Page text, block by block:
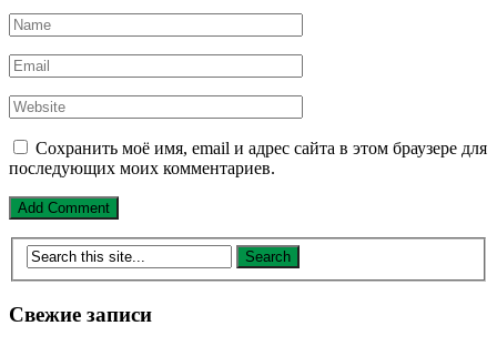
Сохранить моё имя, email и адрес сайта в этом браузере для
последующих моих комментариев.
Свежие записи